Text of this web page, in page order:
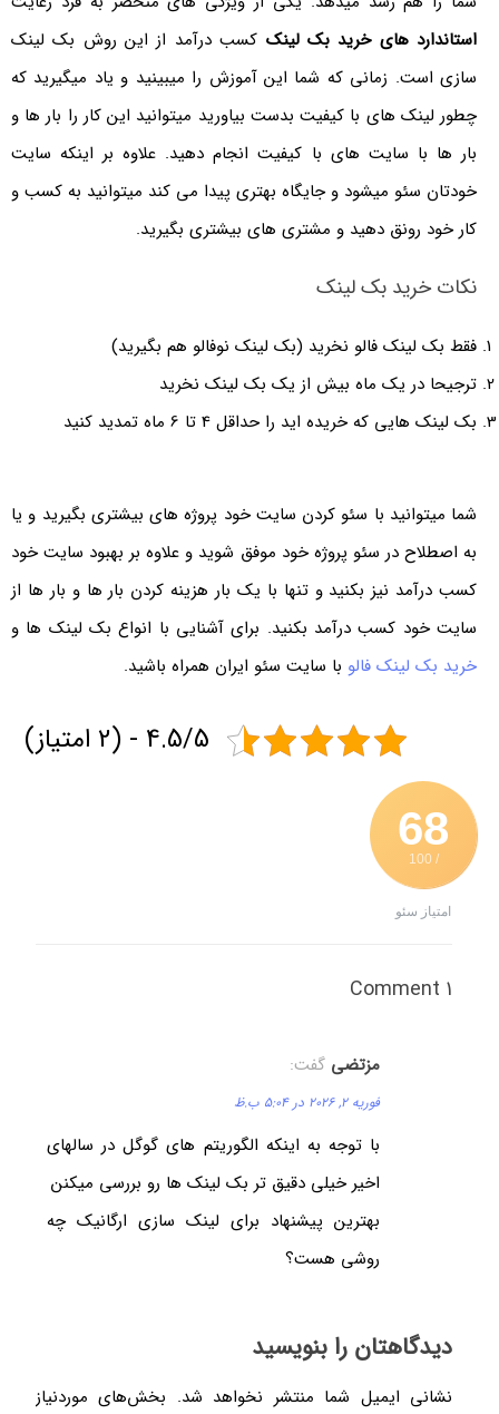
استاندارد های خرید بک لینککسب درآمد از این روش بک لینک
سازی است. زمانی که شما این آموزش را میبینید و یاد میگیرید که
چطور لینک های با کیفیت بدست بیاورید میتوانید این کار را بار ها و
بار ها با سایت های با کیفیت انجام دهید. علاوه بر اینکه سایت
خودتان سئو میشود و جایگاه بهتری پیدا می کند میتوانید به کسب و
کار خود رونق دهید و مشتری های بیشتری بگیرید.
نکات خرید بک لینک
فقط بک لینک فالو نخرید (بک لینک نوفالو هم بگیرید)
ترجیحا در یک ماه بیش از یک بک لینک نخرید
بک لینک هایی که خریده اید را حداقل 4 تا 6 ماه تمدید کنید
شما میتوانید با سئو کردن سایت خود پروژه های بیشتری بگیرید و یا
به اصطلاح در سئو پروژه خود موفق شوید و علاوه بر بهبود سایت خود
کسب درآمد نیز بکنید و تنها با یک بار هزینه کردن بار ها و بار ها از
سایت خود کسب درآمد بکنید. برای آشنایی با انواع بک لینک ها و
خرید بک لینک فالوبا سایت سئو ایران همراه باشید.
4.5/5 - (2 امتیاز)
68
/ 100
امتیاز سئو
مزتضی گفت:
فوریه 2, 2026 در 5:04 ب.ظ
با توجه به اینکه الگوریتم های گوگل در سالهای
اخیر خیلی دقیق تر بک لینک ها رو بررسی میکنن
بهترین پیشنهاد برای لینک سازی ارگانیک چه
روشی هست؟
دیدگاهتان را بنویسید
نشانی ایمیل شما منتشر نخواهد شد.
بخش‌های موردنیاز